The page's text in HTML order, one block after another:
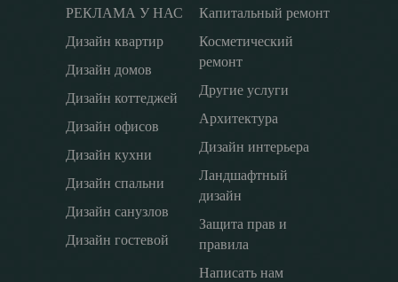
РЕКЛАМА У НАС
Дизайн квартир
Дизайн домов
Дизайн коттеджей
Дизайн офисов
Дизайн кухни
Дизайн спальни
Дизайн санузлов
Дизайн гостевой
Капитальный ремонт
Косметический
ремонт
Другие услуги
Архитектура
Дизайн интерьера
Ландшафтный
дизайн
Защита прав и
правила
Написать нам